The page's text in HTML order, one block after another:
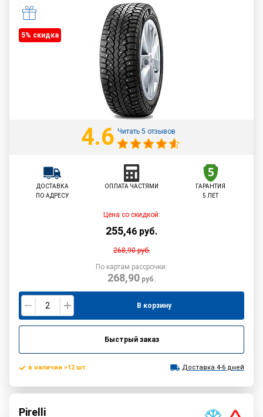
5% cкидка
4.6 Читать 5 отзывов
ДОСТАВКА
ПО АДРЕСУ
ОПЛАТА ЧАСТЯМИ
ГАРАНТИЯ
5 ЛЕТ
Цена со скидкой:
255,46 руб.
268,90руб.
По картам рассрочки:
268,90руб.
В корзину
Быстрый заказ
в наличии >12 шт. Доставка 4-6 дней
Pirelli